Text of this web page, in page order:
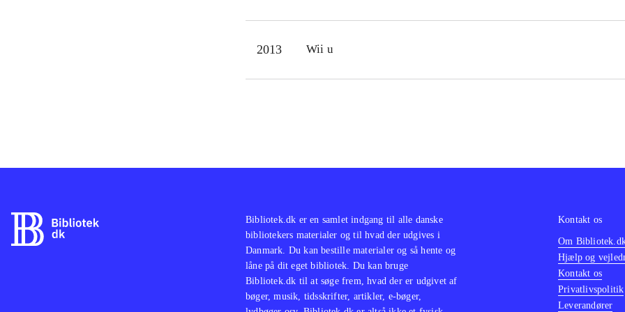
2013 Wii u
Bibliotek.dk er en samlet indgang til alle danske
bibliotekers materialer og til hvad der udgives i
Danmark. Du kan bestille materialer og så hente og
låne på dit eget bibliotek. Du kan bruge
Bibliotek.dk til at søge frem, hvad der er udgivet af
bøger, musik, tidsskrifter, artikler, e-bøger,
Kontakt os
Om
Hjælp og
Kontakt os
Privatlivspolitik
Leverandører